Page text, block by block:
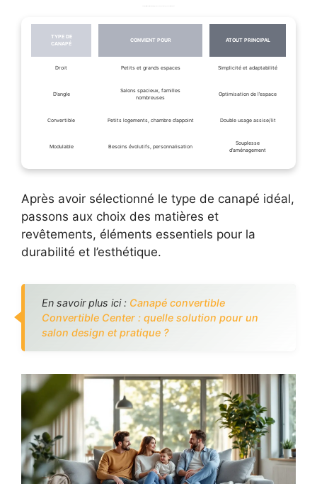
TYPE DE
CANAPÉ
CONVIENT POUR ATOUT PRINCIPAL
Droit Petits et grands espaces Simplicité et adaptabilité
D’angle
Salons spacieux, familles
nombreuses
Optimisation de l’espace
Convertible Petits logements, chambre d’appoint Double usage assise/lit
Modulable Besoins évolutifs, personnalisation
Souplesse
d’aménagement
Après avoir sélectionné le type de canapé idéal,
passons aux choix des matières et
revêtements, éléments essentiels pour la
durabilité et l’esthétique.
En savoir plus ici : Canapé convertible
Convertible Center : quelle solution pour un
salon design et pratique ?